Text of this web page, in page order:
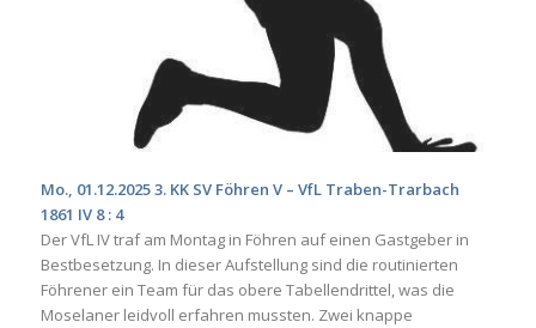
Mo., 01.12.2025 3. KK SV Föhren V – VfL Traben-Trarbach
1861 IV 8 : 4
Der VfL IV traf am Montag in Föhren auf einen Gastgeber in
Bestbesetzung. In dieser Aufstellung sind die routinierten
Föhrener ein Team für das obere Tabellendrittel, was die
Moselaner leidvoll erfahren mussten. Zwei knappe